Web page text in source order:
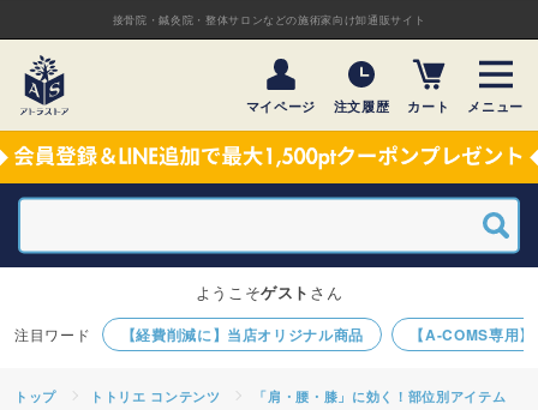
接骨院・鍼灸院・整体サロンなどの施術家向け卸通販サイト
マイページ 注文履歴 カート メニュー
【経費削減に】当店オリジナル商品 【A-COMS専用
ようこそゲスト さん
トップ トトリエ コンテンツ 「肩・腰・膝」に効く！部位別アイテム